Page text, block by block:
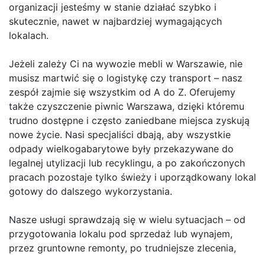
organizacji jesteśmy w stanie działać szybko i
skutecznie, nawet w najbardziej wymagających
lokalach.
Jeżeli zależy Ci na wywozie mebli w Warszawie, nie
musisz martwić się o logistykę czy transport – nasz
zespół zajmie się wszystkim od A do Z. Oferujemy
także czyszczenie piwnic Warszawa, dzięki któremu
trudno dostępne i często zaniedbane miejsca zyskują
nowe życie. Nasi specjaliści dbają, aby wszystkie
odpady wielkogabarytowe były przekazywane do
legalnej utylizacji lub recyklingu, a po zakończonych
pracach pozostaje tylko świeży i uporządkowany lokal
gotowy do dalszego wykorzystania.
Nasze usługi sprawdzają się w wielu sytuacjach – od
przygotowania lokalu pod sprzedaż lub wynajem,
przez gruntowne remonty, po trudniejsze zlecenia,